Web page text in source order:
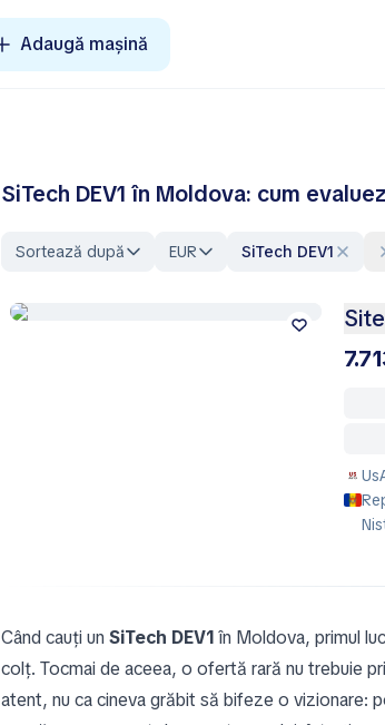
Adaugă mașină
SiTech DEV1 în Moldova: cum
Sortează după EUR SiTech DEV1
Când cauți un SiTech DEV1în Moldova, primul
colț. Tocmai de aceea, o ofertă rară nu trebuie
atent, nu ca cineva grăbit să bifeze o vizionare: